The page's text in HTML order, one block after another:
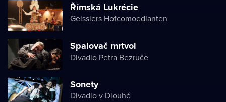
Římská Lukrécie
Geisslers Hofcomoedianten
Spalovač mrtvol
Divadlo Petra Bezruče
Sonety
Divadlo v Dlouhé